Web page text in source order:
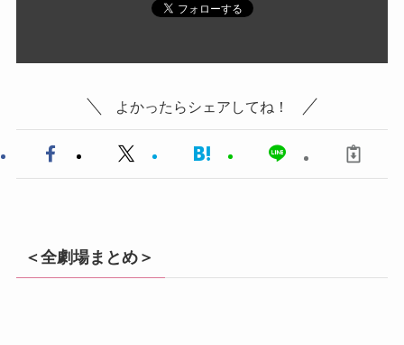
よかったらシェアしてね！
＜全劇場まとめ＞